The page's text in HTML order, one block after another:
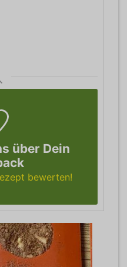
über Dein
bewerten!